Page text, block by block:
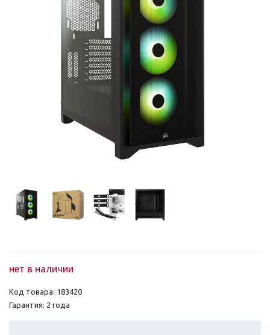
нет в наличии
Код товара: 183420
Гарантия: 2 года